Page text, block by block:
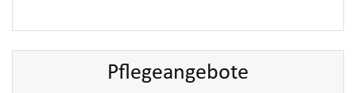
Pflegeangebote